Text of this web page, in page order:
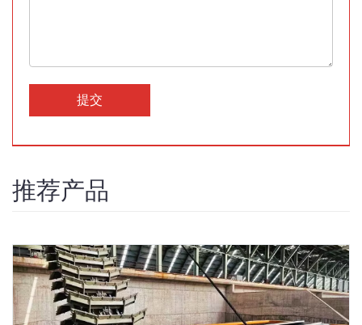
提交
推荐产品